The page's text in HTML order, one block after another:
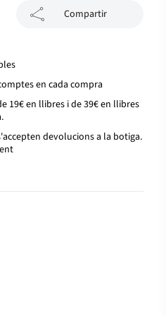
Compartir
en cada compra
19€ en llibres i de 39€ en llibres
devolucions a la botiga.